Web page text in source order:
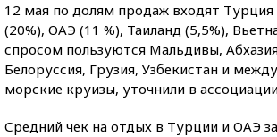
12 мая по долям продаж входят Турция
(20%), ОАЭ (11 %), Таиланд (5,5%),
спросом пользуются Мальдивы,
Белоруссия, Грузия, Узбекистан и
морские круизы, уточнили в
Средний чек на отдых в Турции и ОАЭ